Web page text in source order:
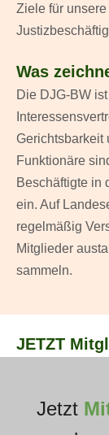
Ziele für
Was
Die DJG-BW
Gerichtsbarkeit
Funktionäre
Beschäftigte in
ein. Auf
regelmäßig
Mitglieder
sammeln.
JETZT
Jetzt